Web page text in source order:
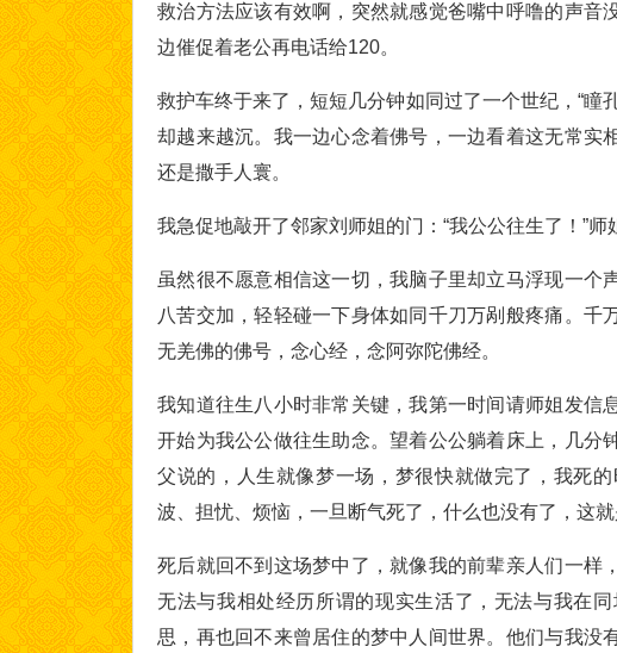
救治方法应该有效啊，突然就感觉爸嘴中呼噜的声音
边催促着老公再电话给120。
救护车终于来了，短短几分钟如同过了一个世纪，“瞳
却越来越沉。我一边心念着佛号，一边看着这无常实
还是撒手人寰。
我急促地敲开了邻家刘师姐的门：“我公公往生了！”
虽然很不愿意相信这一切，我脑子里却立马浮现一个
八苦交加，轻轻碰一下身体如同千刀万剐般疼痛。
无羌佛的佛号，念心经，念阿弥陀佛经。
我知道往生八小时非常关键，我第一时间请师姐发信
开始为我公公做往生助念。望着公公躺着床上，几分
父说的，人生就像梦一场，梦很快就做完了，我死
波、担忧、烦恼，一旦断气死了，什么也没有了，这就
死后就回不到这场梦中了，就像我的前辈亲人们一样
无法与我相处经历所谓的现实生活了，无法与我在
思，再也回不来曾居住的梦中人间世界。他们与我